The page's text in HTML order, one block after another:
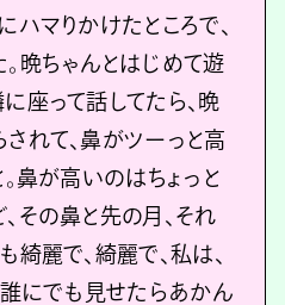
ハマりかけたところで、
晩ちゃんとはじめて遊
座って話してたら、晩
れて、鼻がツーっと高
。鼻が高いのはちょっと
その鼻と先の月、それ
綺麗で、綺麗で、私は、
誰にでも見せたらあかん